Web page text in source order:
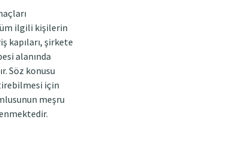
ilgili kişilerin
kapıları, şirkete
alanında
Söz konusu
için
meşru